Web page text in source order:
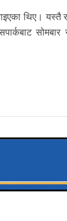
थिए। यस्तै